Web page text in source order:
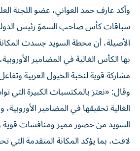
وأكد عارف حمد العواني، عضو اللجنة
سباقات كأس صاحب السموّ رئيس الدولة
الأصيلة، أن محطة السويد جسدت
بها الكأس الغالية في المضامير
مشاركة قوية لنخبة الخيول العربية
وقال: «نعتز بالمكتسبات الكبيرة
الغالية تحقيقها في المضامير
السويد من حضور مميز ومنافسات
لافت، بما يؤكد المكانة المتقدمة